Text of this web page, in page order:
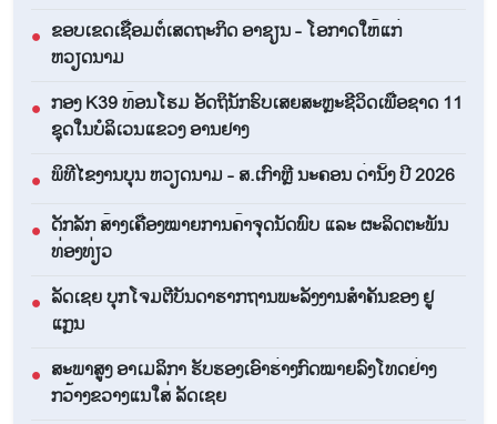
● ຂອບເຂດເຊື່ອມຕໍ່ເສດຖະກິດ ອາຊຽນ - ໂອກາດໃຫ້ແກ່
ຫວຽດນາມ
● ກອງ K39 ທ້ອນໂຮມ ອັດຖິນັກຮົບເສຍສະຫຼະຊີວິດເພື່ອຊາດ 11
ຊຸດໃນບໍລິເວນແຂວງ ອານຢາງ
● ພິທີໄຂງານບຸນ ຫວຽດນາມ - ສ.ເກົາຫຼີ ນະຄອນ ດ່ານັ້ງ ປີ 2026
● ດັກລັກ ສ້າງເຄື່ອງໝາຍການຄ້າຈຸດນັດພົບ ແລະ ຜະລິດຕະພັນ
ທ່ອງທ່ຽວ
● ລັດເຊຍ ບຸກໂຈມຕີບັນດາຮາກຖານພະລັງງານສຳຄັນຂອງ ຢູ
ແກຼນ
● ສະພາສູງ ອາເມລິກາ ຮັບຮອງເອົາຮ່າງກົດໝາຍລົງໂທດຢ່າງ
ກວ້າງຂວາງແນໃສ່ ລັດເຊຍ